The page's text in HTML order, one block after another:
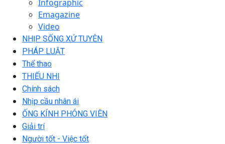
Infographic
Emagazine
Video
NHỊP SỐNG XỨ TUYÊN
PHÁP LUẬT
Thể thao
THIẾU NHI
Chính sách
Nhịp cầu nhân ái
ỐNG KÍNH PHÓNG VIÊN
Giải trí
Người tốt - Việc tốt